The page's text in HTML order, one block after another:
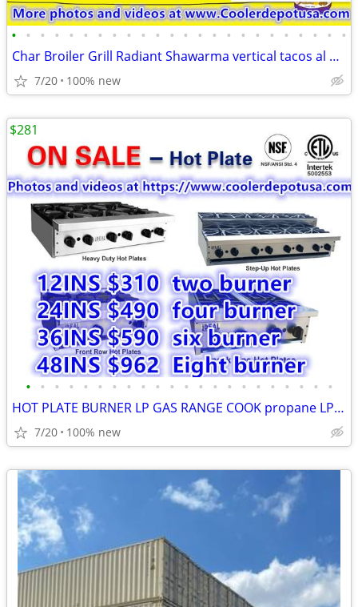
• • • • • • • • • • • • • • • • • • • • • • • •
Char Broiler Grill Radiant Shawarma vertical tacos al pastor Xinjiang
7/20 100% new
• • • • • • • • • • • • • • • • • • • • • •
HOT PLATE BURNER LP GAS RANGE COOK propane LP natural gas RESTAURANT
7/20 100% new
$281